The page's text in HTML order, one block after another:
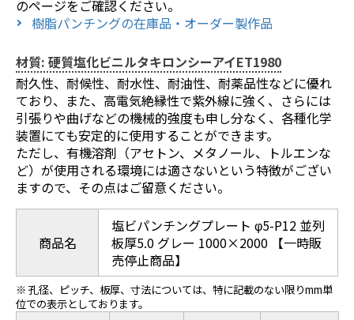
のページをご確認ください。
樹脂パンチングの在庫品・オーダー製作品
材質: 硬質塩化ビニルタキロンシーアイET1980
耐久性、耐候性、耐水性、耐油性、耐薬品性などに優れ
ており、また、高電気絶縁性で紫外線に強く、さらには
引張りや曲げなどの機械的強度も申し分なく、各種化学
装置にても安定的に使用することができます。
ただし、有機溶剤（アセトン、メタノール、トルエンな
ど）が使用される環境には適さないという特徴がござい
ますので、その点はご留意ください。
商品名
塩ビパンチングプレート φ5-P12 並列
板厚5.0 グレー 1000×2000 【一時販
売停止商品】
※ 孔径、ピッチ、板厚、寸法については、特に記載のない限りmm単
位での表示としております。